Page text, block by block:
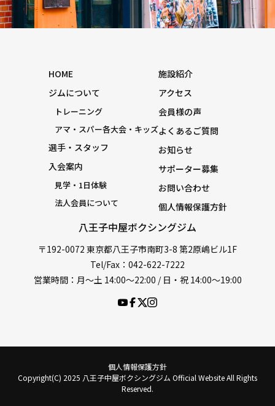
八王子中屋ボクシングジム
〒192-0072 東京都八王子市南町3-8 第2原嶋ビル1F
Tel/Fax：042-622-7222
営業時間：月〜土 14:00〜22:00 / 日・祝 14:00〜19:00
HOME
ジムについて
トレーニング
アマ・スパー各大会・キッズ
選手・スタッフ
入会案内
見学・1日体験
法人会員について
施設紹介
アクセス
会員様の声
よくあるご質問
お知らせ
サポーター募集
お問い合わせ
個人情報保護方針
個人情報保護方針
Copyright(C) 2025 八王子中屋ボクシングジム Official Website All Rights
Reserved.